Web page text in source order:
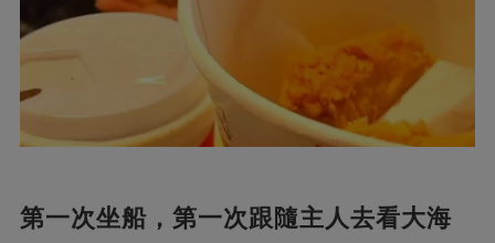
第一次坐船，第一次跟隨主人去看大海